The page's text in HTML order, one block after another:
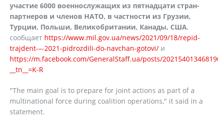
участие 6000 военнослужащих из пятнадцати стран-
партнеров и членов НАТО, в частности из Грузии,
Турции, Польши, Великобритании, Канады, США,
сообщает https://www.mil.gov.ua/news/2021/09/18/repid-
trajdent-–-2021-pidrozdili-do-navchan-gotovi/ и
https://m.facebook.com/GeneralStaff.ua/posts/
__tn__=K-R
"The main goal is to prepare for joint actions as part of a
multinational force during coalition operations," it said in a
statement.